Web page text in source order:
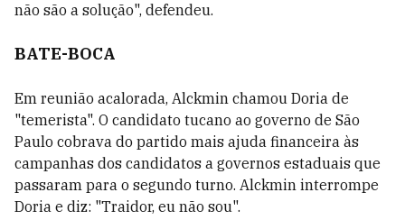
não são a solução", defendeu.
BATE-BOCA
Em reunião acalorada, Alckmin chamou Doria de
"temerista". O candidato tucano ao governo de São
Paulo cobrava do partido mais ajuda financeira às
campanhas dos candidatos a governos estaduais que
passaram para o segundo turno. Alckmin interrompe
Doria e diz: "Traidor, eu não sou".